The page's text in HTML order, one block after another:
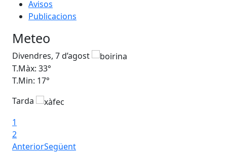
Avisos
Publicacions
Meteo
Divendres, 7 d’agost
T.Màx: 33°
T.Min: 17°
Tarda
1
2
AnteriorSegüent